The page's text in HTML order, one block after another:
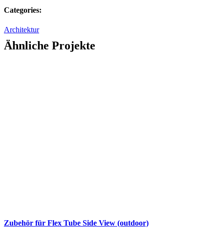
Categories:
Architektur
Ähnliche Projekte
Zubehör für Flex Tube Side View (outdoor)